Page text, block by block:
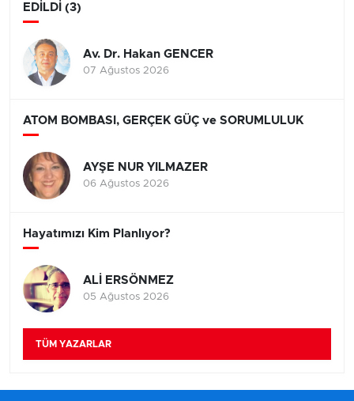
EDİLDİ (3)
Av. Dr. Hakan GENCER
07 Ağustos 2026
ATOM BOMBASI, GERÇEK GÜÇ ve SORUMLULUK
AYŞE NUR YILMAZER
06 Ağustos 2026
Hayatımızı Kim Planlıyor?
ALİ ERSÖNMEZ
05 Ağustos 2026
TÜM YAZARLAR